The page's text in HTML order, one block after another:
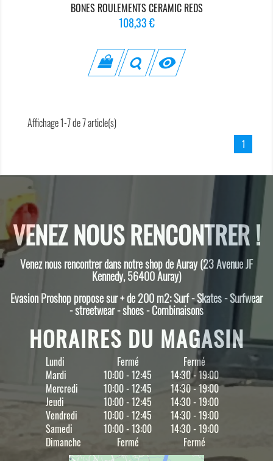
BONES ROULEMENTS CERAMIC REDS
Prix
108,33 €

Affichage 1-7 de 7 article(s)
1
VENEZ NOUS RENCONTRER !
Venez nous rencontrer dans notre shop de Auray (23 Avenue JF
Kennedy, 56400 Auray)
Evasion Proshop propose sur + de 200 m2: Surf - Skates - Surfwear
- streetwear - shoes - Combinaisons
HORAIRES DU MAGASIN
Lundi Fermé
Fermé
Mardi
10:00 - 12:45
14:30 - 19:00
Mercredi
10:00 - 12:45
14:30 - 19:00
Jeudi
10:00 - 12:45
14:30 - 19:00
Vendredi
10:00 - 12:45
14:30 - 19:00
Samedi
10:00 - 13:00
14:30 - 19:00
Dimanche
Fermé Fermé